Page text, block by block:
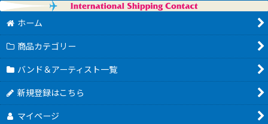
ホーム
商品カテゴリー
バンド＆アーティスト一覧
新規登録はこちら
マイページ